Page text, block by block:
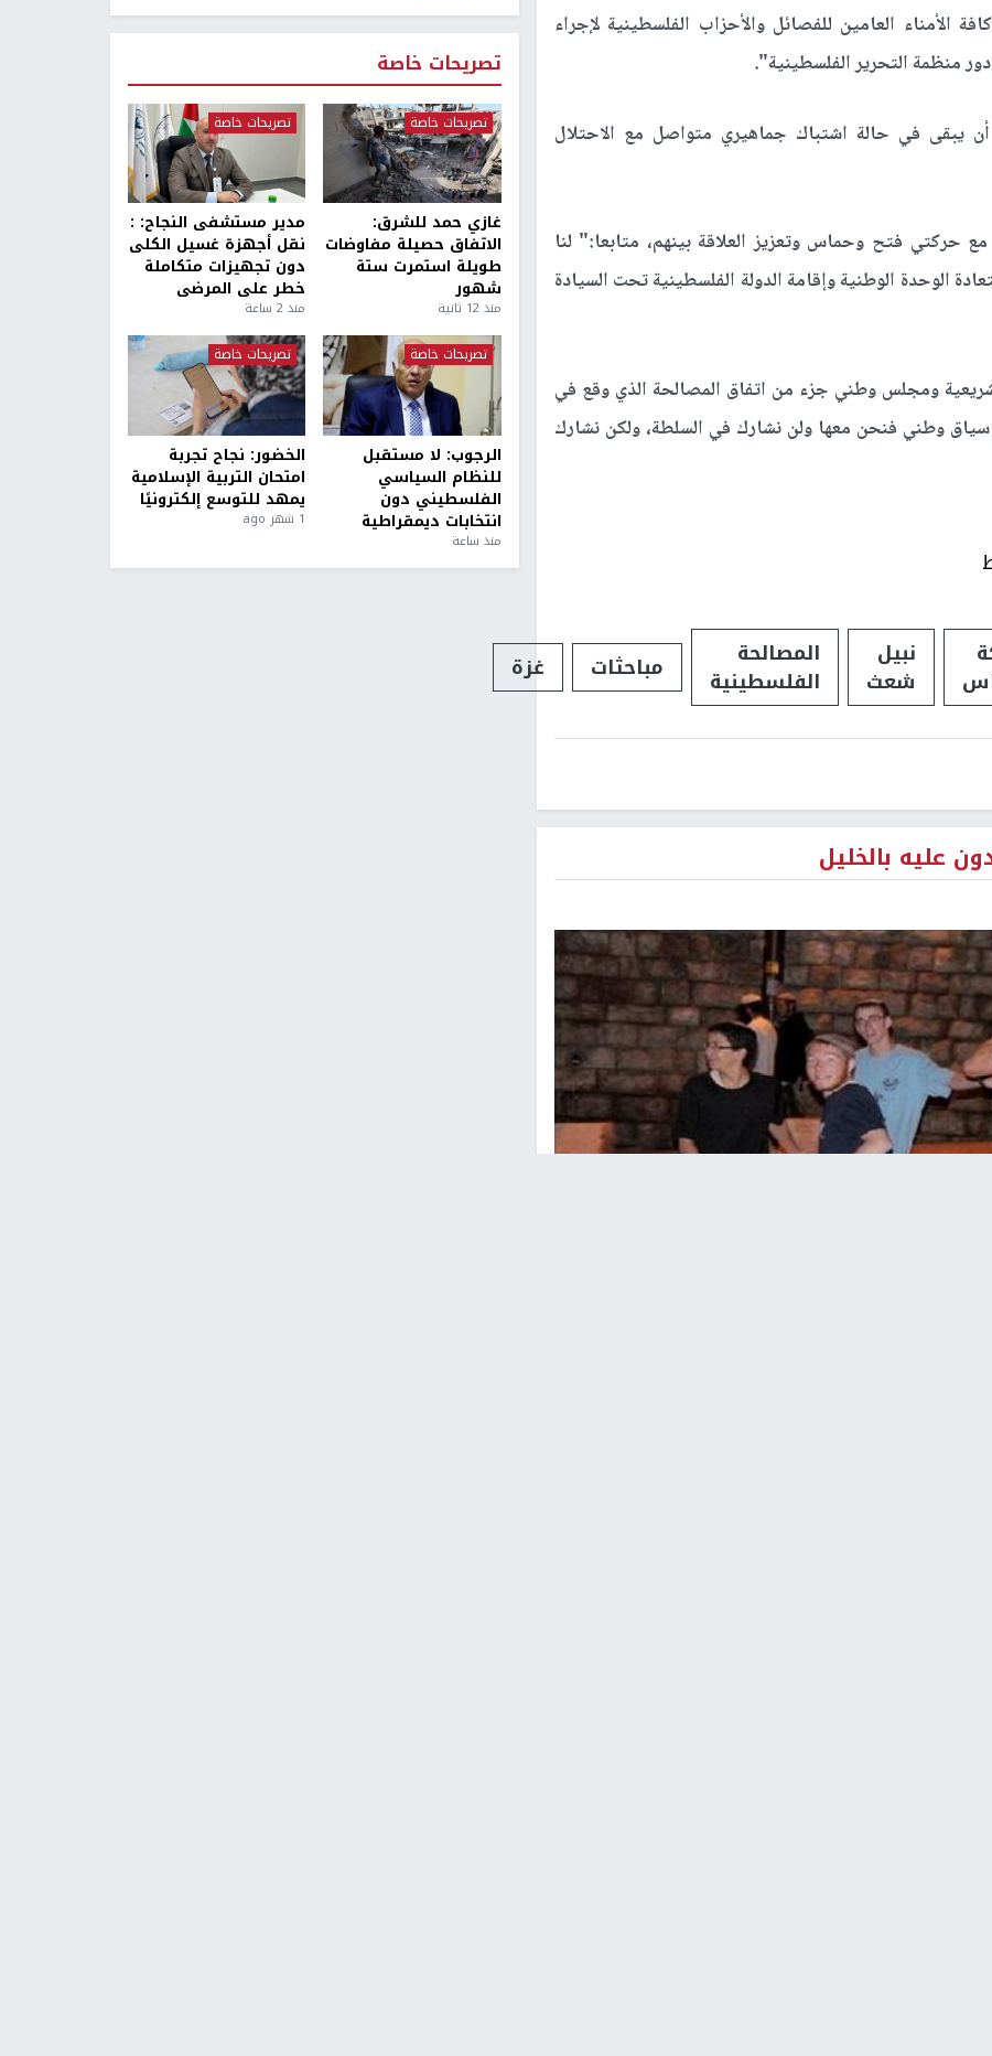
العامين للفصائل والأحزاب الفلسطينية لإجراء
منظمة التحرير الفلسطينية".
في حالة اشتباك جماهيري متواصل مع الاحتلال
حركتي فتح وحماس وتعزيز العلاقة بينهم، متابعا:" لنا
الوحدة الوطنية وإقامة الدولة الفلسطينية تحت السيادة
ومجلس وطني جزء من اتفاق المصالحة الذي وقع في
في سياق وطني فنحن معها ولن نشارك في السلطة، ولكن نشارك
نبيل
شعث
المصالحة
الفلسطينية مباحثات غزة
عليه بالخليل
تصريحات خاصة
تصريحات خاصة
غازي حمد للشرق:
الاتفاق حصيلة مفاوضات
طويلة استمرت ستة
شهور
منذ 12 ثانية
تصريحات خاصة
مدير مستشفى النجاح: :
نقل أجهزة غسيل الكلى
دون تجهيزات متكاملة
خطر على المرضى
منذ 2 ساعة
تصريحات خاصة
الرجوب: لا مستقبل
للنظام السياسي
الفلسطيني دون
انتخابات ديمقراطية
منذ ساعة
تصريحات خاصة
الخضور: نجاح تجربة
امتحان التربية الإسلامية
يمهد للتوسع إلكترونيًا
1 شهر ago